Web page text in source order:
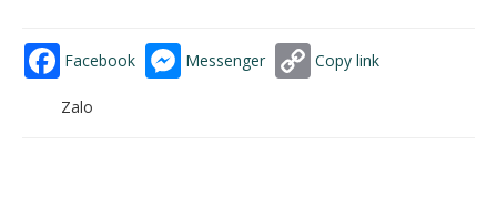
Facebook Messenger Copy link
Zalo